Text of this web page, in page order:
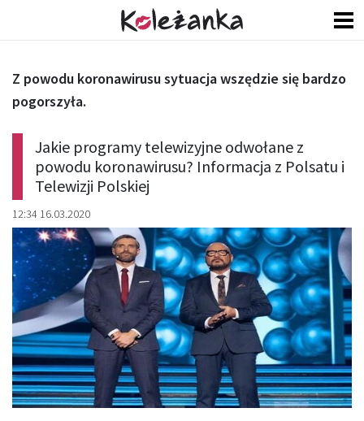
Jakie programy telewizyjne odwołane z
powodu koronawirusu? Informacja z Polsatu i
Telewizji Polskiej
12:34 16.03.2020
Z powodu koronawirusu sytuacja wszędzie się bardzo
pogorszyła.